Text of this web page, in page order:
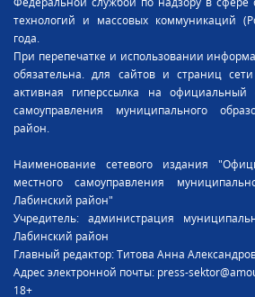
технологий и массовых коммуникаций
года.
При перепечатке и использовании
обязательна. для сайтов и страниц
активная гиперссылка на официальный
самоуправления муниципального
район.
Наименование сетевого издания
местного самоуправления
Лабинский район"
Учредитель: администрация
Лабинский район
Главный редактор: Титова Анна
Адрес электронной почты: press-
18+